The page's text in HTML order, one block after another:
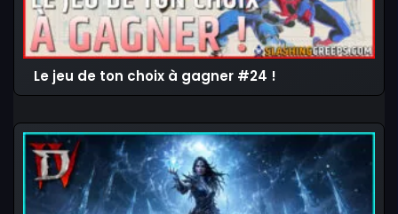
Le jeu de ton choix à gagner #24 !